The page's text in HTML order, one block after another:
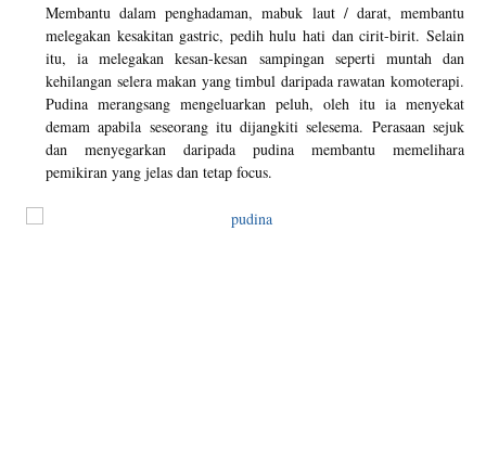
Membantu dalam penghadaman, mabuk laut / darat, membantu
melegakan kesakitan gastric, pedih hulu hati dan cirit-birit. Selain
itu, ia melegakan kesan-kesan sampingan seperti muntah dan
kehilangan selera makan yang timbul daripada rawatan komoterapi.
Pudina merangsang mengeluarkan peluh, oleh itu ia menyekat
demam apabila seseorang itu dijangkiti selesema. Perasaan sejuk
dan menyegarkan daripada pudina membantu memelihara
pemikiran yang jelas dan tetap focus.